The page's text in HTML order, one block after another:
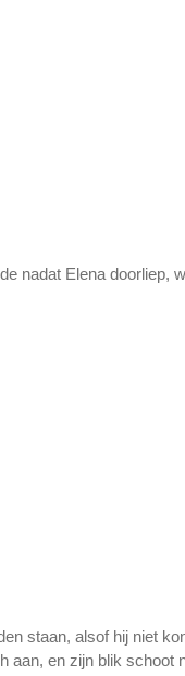
nadat Elena doorliep,
staan, alsof hij niet
aan, en zijn blik schoot